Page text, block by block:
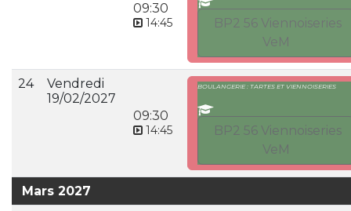
09:30
14:45
BP2 56 Viennoiseries
VeM
24
Vendredi
19/02/2027
09:30
14:45
BOULANGERIE : TARTES ET VIENNOISERIES
BP2 56 Viennoiseries
VeM
Mars 2027